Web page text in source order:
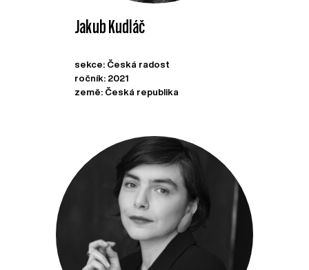
Jakub Kudláč
sekce: Česká radost
ročník: 2021
země: Česká republika